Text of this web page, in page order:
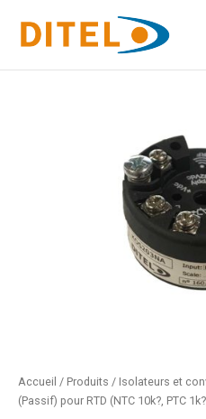
contenu
Accueil / Produits / Isolateurs et
(Passif) pour RTD (NTC 10k?, PTC